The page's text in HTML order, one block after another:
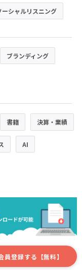
ーシャルリスニング
ブランディング
書籍 決算・業績
AI
員登録する【無料】